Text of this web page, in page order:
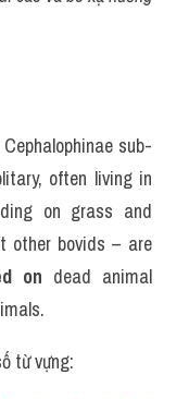
sub-
often living in
on grass and
on dead animal
từ vựng: